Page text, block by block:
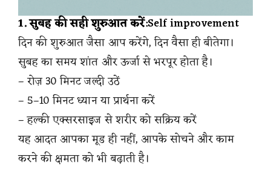
1. सुबह की सही शुरुआत करें:Self improvement
दिन की शुरुआत जैसा आप करेंगे, दिन वैसा ही बीतेगा।
सुबह का समय शांत और ऊर्जा से भरपूर होता है।
– रोज़ 30 मिनट जल्दी उठें
– 5–10 मिनट ध्यान या प्रार्थना करें
– हल्की एक्सरसाइज से शरीर को सक्रिय करें
यह आदत आपका मूड ही नहीं, आपके सोचने और काम
करने की क्षमता को भी बढ़ाती है।